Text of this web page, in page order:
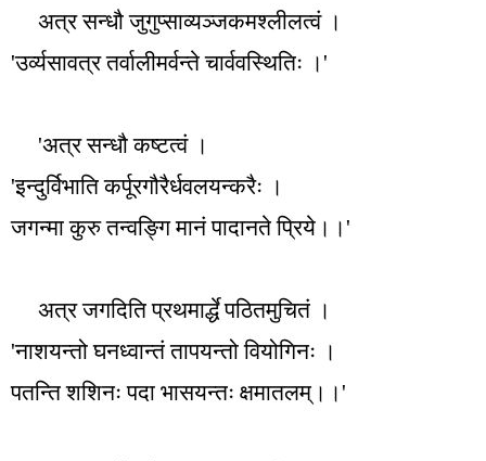
अत्र सन्धौ जुगुप्साव्यञ्जकमश्लीलत्वं ।
'उर्व्यसावत्र तर्वालीमर्वन्ते चार्ववस्थितिः । '
'अत्र सन्धौ कष्टत्वं ।
'इन्दुर्विभाति कर्पूरगौरैर्धवलयन्करैः ।
जगन्मा कुरु तन्वङ्गि मानं पादानते प्रिये।। '
अत्र जगदिति प्रथमार्द्धे पठितमुचितं ।
'नाशयन्तो घनध्वान्तं तापयन्तो वियोगिनः ।
पतन्ति शशिनः पदा भासयन्तः क्षमातलम्।। '